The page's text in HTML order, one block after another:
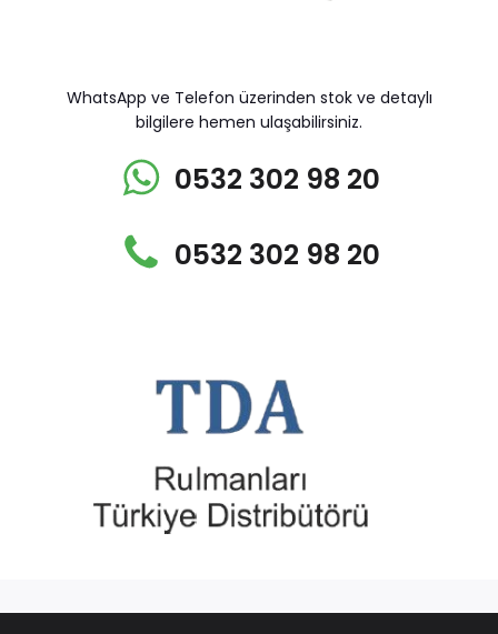
WhatsApp ve Telefon üzerinden stok ve detaylı
bilgilere hemen ulaşabilirsiniz.
0532 302 98 20
0532 302 98 20